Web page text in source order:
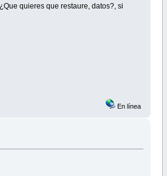
quieres que restaure, datos?, si
En línea